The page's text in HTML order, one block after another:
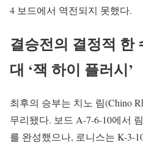
4 보드에서 역전되지 못했다.
결승전의 결정적 한
대 ‘잭 하이 플러시’
최후의 승부는 치노 림(Chino
무리됐다. 보드 A-7-6-10에서
를 완성했으나, 로니스는 K-3-